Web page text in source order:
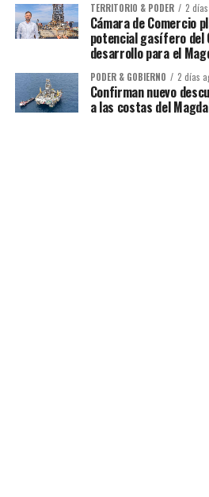
TERRITORIO & PODER 2
Cámara de Comercio
potencial gasífero del
desarrollo para el
PODER & GOBIERNO 2 días
Confirman nuevo
a las costas del